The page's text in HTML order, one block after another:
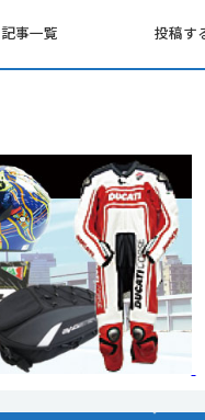
記事一覧 投稿す